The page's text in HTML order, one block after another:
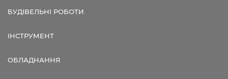
БУДІВЕЛЬНІ РОБОТИ
ІНСТРУМЕНТ
ОБЛАДНАННЯ